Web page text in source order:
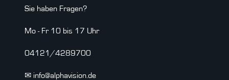
Sie haben Fragen?
Mo - Fr 10 bis 17 Uhr
04121/4289700
✉ info@alphavision.de